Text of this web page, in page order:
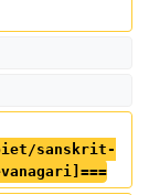
sanskrit-